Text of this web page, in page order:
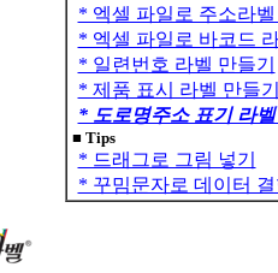
* 엑셀 파일로 주소라벨
* 엑셀 파일로 바코드
* 일련번호 라벨 만들기
* 제품 표시 라벨 만들기
* 도로명주소 표기 라
■ Tips
* 드래그로 그림 넣기
* 꾸밈문자로 데이터 결